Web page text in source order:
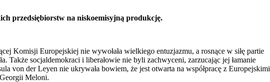
przedsiębiorstw na niskoemisyjną produkcję.
Komisji Europejskiej nie wywołała wielkiego entuzjazmu, a rosnące w siłę partie
Także socjaldemokraci i liberałowie nie byli zachwyceni, zarzucając jej łamanie
von der Leyen nie ukrywała bowiem, że jest otwarta na współpracę z Europejskimi
Meloni.